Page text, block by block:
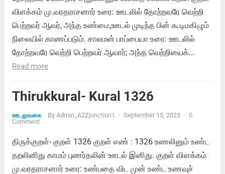
விளக்கம் மு.வரதராசனார் உரை: ஊடலில் தோற்றவரே வெற்றி
பெற்றவர் ஆவர், அந்த உண்மை,ஊடல் முடிந்த பின் கூடிமகிழும்
நிலையில் காணப்படும். சாலமன் பாப்பையா உரை: ஊடலில்
தோற்றவரே வெற்றி பெற்றவர் ஆவார்; அந்த வெற்றியைக்...
Read more
Thirukkural- Kural 1326
ஊடலுவகை By Admin_A2Zjunction1 · September 15, 2023 · 0
Comment
திருக்குறள்- குறள் 1326 குறள் எண் : 1326 உணலினும் உண்ட
தறலினிது காமம் புணர்தலின் ஊடல் இனிது. குறள் விளக்கம்
மு.வரதராசனார் உரை: உண்பதை விட முன் உண்ட உணவுச்